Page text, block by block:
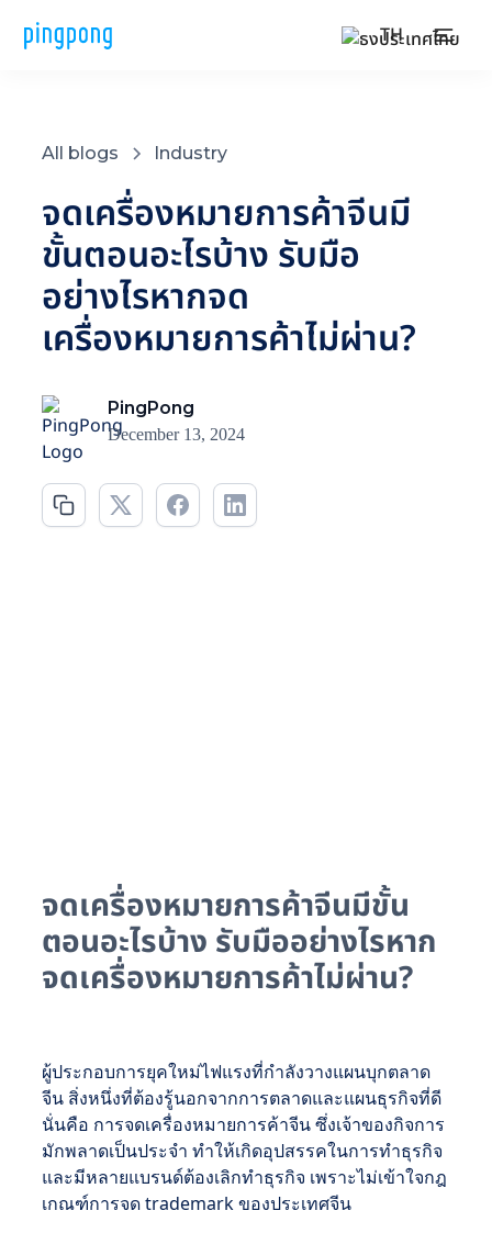
TH
All blogs Industry
จดเครื่องหมายการค้าจีนมี
ขั้นตอนอะไรบ้าง รับมือ
อย่างไรหากจด
เครื่องหมายการค้าไม่ผ่าน?
PingPong
December 13, 2024
จดเครื่องหมายการค้าจีนมีขั้น
ตอนอะไรบ้าง รับมืออย่างไรหาก
จดเครื่องหมายการค้าไม่ผ่าน?
ผู้ประกอบการยุคใหม่ไฟแรงที่กำลังวางแผนบุกตลาด
จีน สิ่งหนึ่งที่ต้องรู้นอกจากการตลาดและแผนธุรกิจที่ดี
นั่นคือ การจดเครื่องหมายการค้าจีน ซึ่งเจ้าของกิจการ
มักพลาดเป็นประจำ ทำให้เกิดอุปสรรคในการทำธุรกิจ
และมีหลายแบรนด์ต้องเลิกทำธุรกิจ เพราะไม่เข้าใจกฎ
เกณฑ์การจด trademark ของประเทศจีน